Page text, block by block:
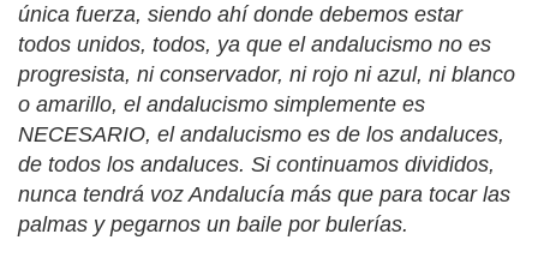
única fuerza, siendo ahí donde debemos estar
todos unidos, todos, ya que el andalucismo no es
progresista, ni conservador, ni rojo ni azul, ni blanco
o amarillo, el andalucismo simplemente es
NECESARIO, el andalucismo es de los andaluces,
de todos los andaluces. Si continuamos divididos,
nunca tendrá voz Andalucía más que para tocar las
palmas y pegarnos un baile por bulerías.